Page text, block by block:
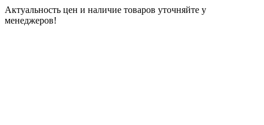
Актуальность цен и наличие товаров уточняйте у
менеджеров!